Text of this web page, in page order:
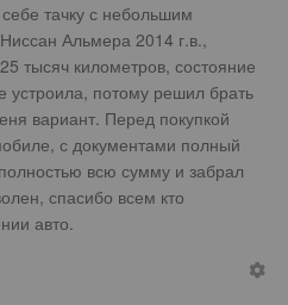
тачку с небольшим
Альмера 2014 г.в.,
тысяч километров, состояние
устроила, потому решил брать
вариант. Перед покупкой
с документами полный
всю сумму и забрал
спасибо всем кто
авто.